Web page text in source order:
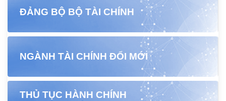
ĐẢNG BỘ BỘ TÀI CHÍNH
NGÀNH TÀI CHÍNH ĐỔI MỚI
THỦ TỤC HÀNH CHÍNH